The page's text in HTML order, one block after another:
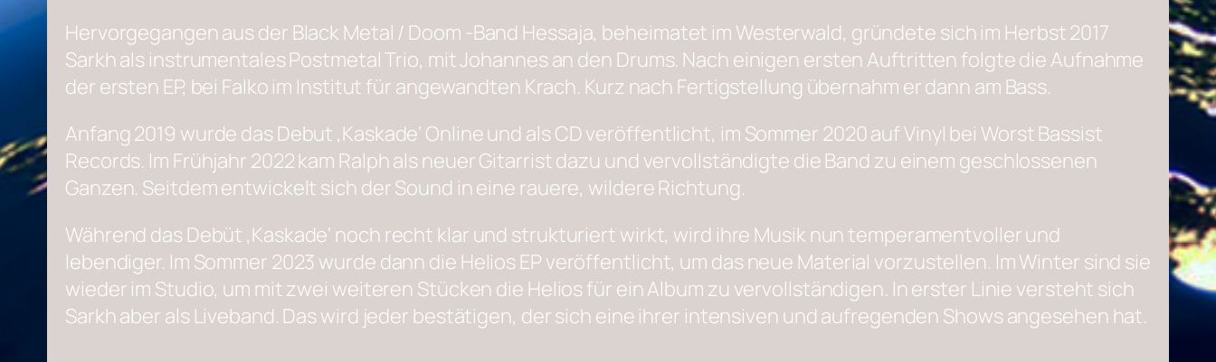
Hervorgegangen aus der Black Metal / Doom -Band Hessaja, beheimatet im Westerwald, gründete sich im Herbst 2017
Sarkh als instrumentales Postmetal Trio, mit Johannes an den Drums. Nach einigen ersten Auftritten folgte die Aufnahme
der ersten EP, bei Falko im Institut für angewandten Krach. Kurz nach Fertigstellung übernahm er dann am Bass.
Anfang 2019 wurde das Debut ‚Kaskade‘ Online und als CD veröffentlicht, im Sommer 2020 auf Vinyl bei Worst Bassist
Records. Im Frühjahr 2022 kam Ralph als neuer Gitarrist dazu und vervollständigte die Band zu einem geschlossenen
Ganzen. Seitdem entwickelt sich der Sound in eine rauere, wildere Richtung.
Während das Debüt ‚Kaskade‘ noch recht klar und strukturiert wirkt, wird ihre Musik nun temperamentvoller und
lebendiger. Im Sommer 2023 wurde dann die Helios EP veröffentlicht, um das neue Material vorzustellen. Im Winter sind sie
wieder im Studio, um mit zwei weiteren Stücken die Helios für ein Album zu vervollständigen. In erster Linie versteht sich
Sarkh aber als Liveband. Das wird jeder bestätigen, der sich eine ihrer intensiven und aufregenden Shows angesehen hat.